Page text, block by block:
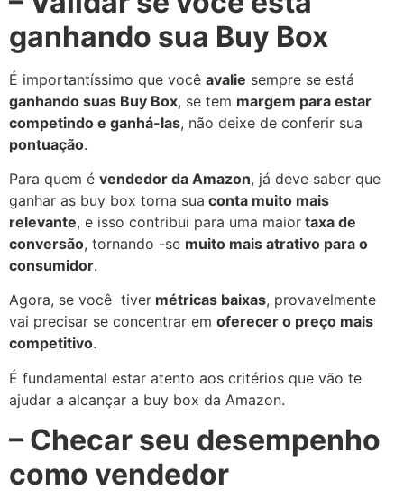
ganhando sua Buy Box
É importantíssimo que você avalie sempre se está
ganhando suas Buy Box, se tem margem para estar
competindo e ganhá-las, não deixe de conferir sua
pontuação.
Para quem é vendedor da Amazon, já deve saber que
ganhar as buy box torna sua conta muito mais
relevante, e isso contribui para uma maior taxa de
conversão, tornando -se muito mais atrativo para o
consumidor.
Agora, se você tiver métricas baixas, provavelmente
vai precisar se concentrar em oferecer o preço mais
competitivo.
É fundamental estar atento aos critérios que vão te
ajudar a alcançar a buy box da Amazon.
– Checar seu desempenho
como vendedor